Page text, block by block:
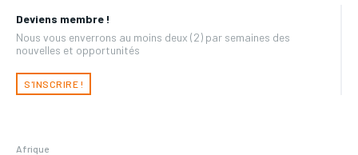
Deviens membre !
Nous vous enverrons au moins deux (2) par semaines des
nouvelles et opportunités
S'INSCRIRE !
Afrique